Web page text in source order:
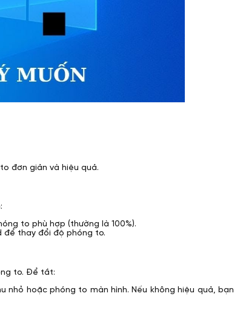
đơn giản và hiệu quả.
to phù hợp (thường là 100%).
để thay đổi độ phóng to.
to. Để tắt:
nhỏ hoặc phóng to màn hình. Nếu không hiệu quả, bạn